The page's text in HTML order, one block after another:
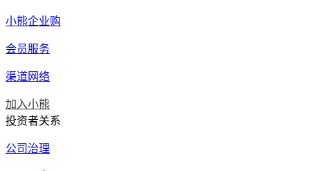
小熊企业购
会员服务
渠道网络
加入小熊
投资者关系
公司治理